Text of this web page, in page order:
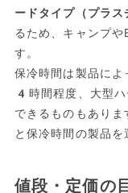
ードタイプ（プラス
るため、キャンプ
す。
保冷時間は製品に
4時間程度、大型
できるものもあり
と保冷時間の製品を
値段・定価の